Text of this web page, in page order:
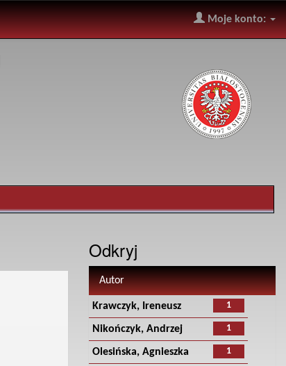
Moje konto:
Odkryj
Autor
1
Krawczyk, Ireneusz
1
Nikończyk, Andrzej
1
Olesińska, Agnieszka